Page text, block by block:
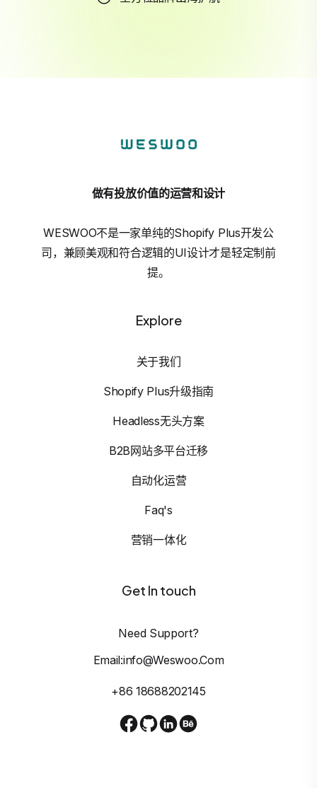
做有投放价值的运营和设计
WESWOO不是一家单纯的Shopify Plus开发公
司，兼顾美观和符合逻辑的UI设计才是轻定制前
提。
Explore
关于我们
Shopify Plus升级指南
Headless无头方案
B2B网站多平台迁移
自动化运营
Faq's
营销一体化
Get In touch
Need Support?
Email:info@weswoo.com
+86 18688202145